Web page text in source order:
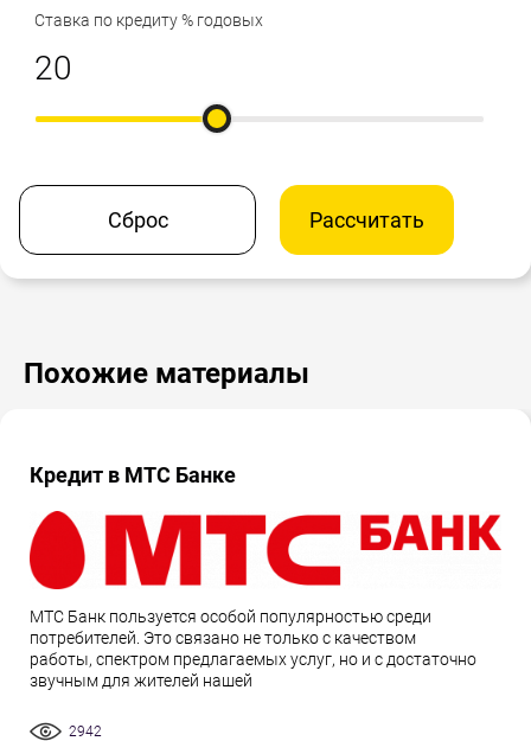
Ставка по кредиту % годовых
Сброс Рассчитать
Похожие материалы
Кредит в МТС Банке
МТС Банк пользуется особой популярностью среди
потребителей. Это связано не только с качеством
работы, спектром предлагаемых услуг, но и с достаточно
звучным для жителей нашей
2942